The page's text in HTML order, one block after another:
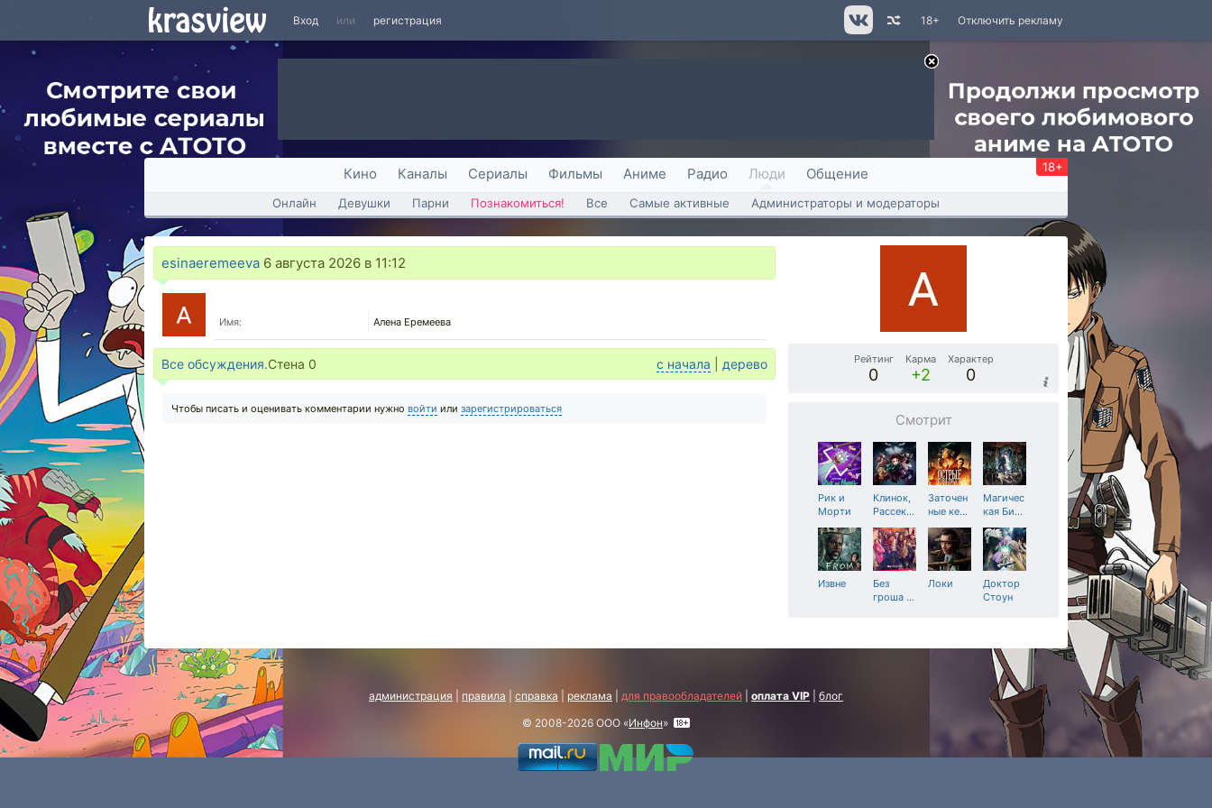
Вход или регистрация Отключить рекламу
18+
Кино Каналы Сериалы Фильмы Аниме Радио Люди Общение 18+
Онлайн Девушки Парни Познакомиться! Все Самые активные Администраторы и модераторы
esinaeremeeva 6 августа 2026 в 11:12
Имя: Алена Еремеева
Все обсуждения.Стена 0 с начала дерево
Чтобы писать и оценивать комментарии нужно войти или зарегистрироваться
Рейтинг
0
Карма
+2
Характер
0
Смотрит
Рик и
Морти
Клинок,
Рассек…
Заточен
ные ке…
Магичес
кая Би…
Извне
Без
гроша …
Локи
Доктор
Стоун
администрация правила справка реклама для правообладателей оплата VIP
блог
© 2008-2026 ООО «Инфон»